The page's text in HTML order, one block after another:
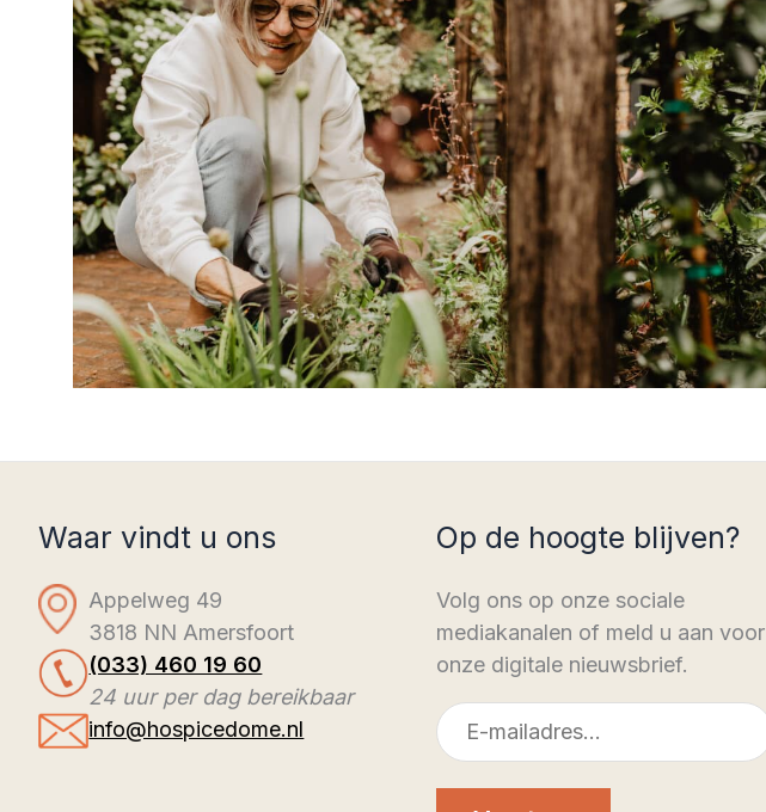
Waar vindt u ons
Appelweg 49
3818 NN Amersfoort
(033) 460 19 60
24 uur per dag bereikbaar
info@hospicedome.nl
Op de hoogte blijven?
Volg ons op onze sociale
mediakanalen of meld u aan voor
onze digitale nieuwsbrief.
E-
mailadres